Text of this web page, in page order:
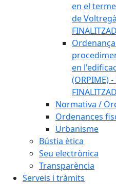
en el
de Voltregà
en
(ORPIME) -
Normativa /
Ordenances
Urbanisme
Bústia ètica
Seu electrònica
Transparència
Serveis i tràmits